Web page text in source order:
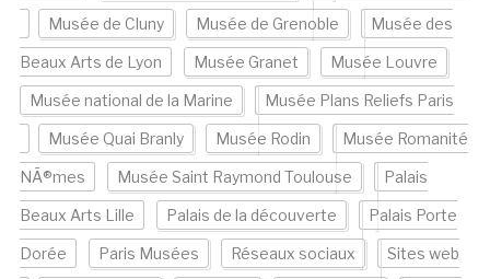
Musée de Cluny Musée de Grenoble Musée des
Beaux Arts de Lyon Musée Granet Musée Louvre
Musée national de la Marine Musée Plans Reliefs Paris
Musée Quai Branly Musée Rodin Musée Romanité
NÃ®mes Musée Saint Raymond Toulouse Palais
Beaux Arts Lille Palais de la découverte Palais Porte
Dorée Paris Musées Réseaux sociaux Sites web